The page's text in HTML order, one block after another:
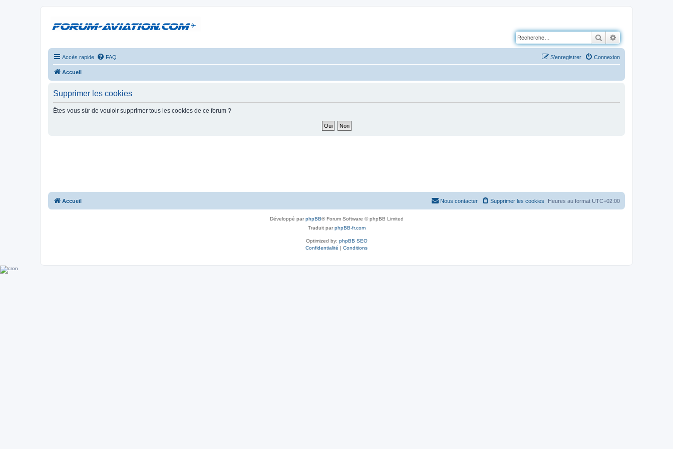
Rechercher
Accès rapide FAQ Connexion
S’enregistrer
Accueil
Supprimer les cookies
Êtes-vous sûr de vouloir supprimer tous les cookies de ce forum ?
Accueil Heures au format UTC+02:00
Supprimer les cookies
Nous contacter
Développé parphpBB® Forum Software © phpBB Limited
Traduit parphpBB-fr.com
Optimized by: phpBB SEO
Confidentialité | Conditions